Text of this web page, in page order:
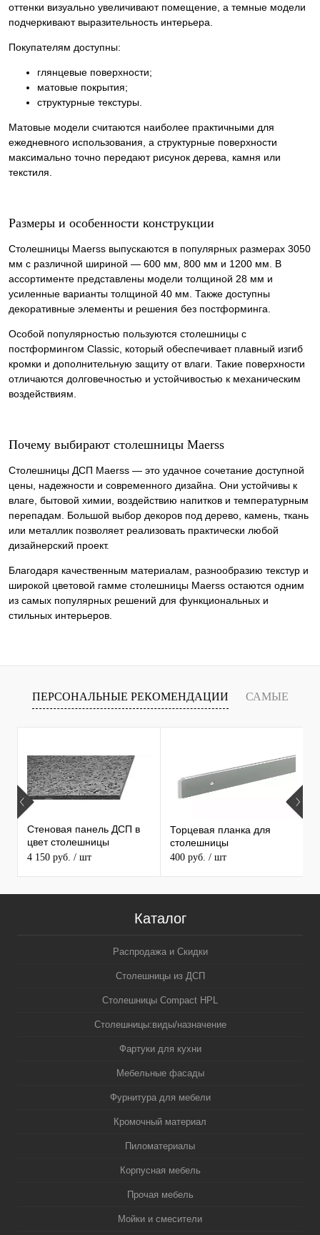
оттенки визуально увеличивают помещение, а темные модели
подчеркивают выразительность интерьера.
Покупателям доступны:
глянцевые поверхности;
матовые покрытия;
структурные текстуры.
Матовые модели считаются наиболее практичными для
ежедневного использования, а структурные поверхности
максимально точно передают рисунок дерева, камня или
текстиля.
Размеры и особенности конструкции
Столешницы Maerss выпускаются в популярных размерах 3050
мм с различной шириной — 600 мм, 800 мм и 1200 мм. В
ассортименте представлены модели толщиной 28 мм и
усиленные варианты толщиной 40 мм. Также доступны
декоративные элементы и решения без постформинга.
Особой популярностью пользуются столешницы с
постформингом Classic, который обеспечивает плавный изгиб
кромки и дополнительную защиту от влаги. Такие поверхности
отличаются долговечностью и устойчивостью к механическим
воздействиям.
Почему выбирают столешницы Maerss
Столешницы ДСП Maerss — это удачное сочетание доступной
цены, надежности и современного дизайна. Они устойчивы к
влаге, бытовой химии, воздействию напитков и температурным
перепадам. Большой выбор декоров под дерево, камень, ткань
или металлик позволяет реализовать практически любой
дизайнерский проект.
Благодаря качественным материалам, разнообразию текстур и
широкой цветовой гамме столешницы Maerss остаются одним
из самых популярных решений для функциональных и
стильных интерьеров.
ПЕРСОНАЛЬНЫЕ РЕКОМЕНДАЦИИ САМЫЕ
ПРОДАВАЕМЫЕ ТОВАРЫ
Стеновая панель ДСП в
цвет столешницы
MAERSS
4 150 руб. / шт
Торцевая планка для
столешницы
400 руб. / шт
Каталог
Распродажа и Скидки
Столешницы из ДСП
Столешницы Compact HPL
Столешницы:виды/назначение
Фартуки для кухни
Мебельные фасады
Фурнитура для мебели
Кромочный материал
Пиломатериалы
Корпусная мебель
Прочая мебель
Мойки и смесители